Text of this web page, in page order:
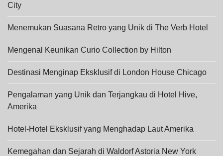
City
Menemukan Suasana Retro yang Unik di The Verb Hotel
Mengenal Keunikan Curio Collection by Hilton
Destinasi Menginap Eksklusif di London House Chicago
Pengalaman yang Unik dan Terjangkau di Hotel Hive,
Amerika
Hotel-Hotel Eksklusif yang Menghadap Laut Amerika
Kemegahan dan Sejarah di Waldorf Astoria New York